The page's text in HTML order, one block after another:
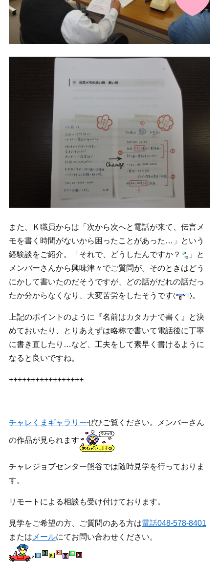
また、Ｋ職員からは「次から次へと電話が来て、伝言メ
モを書く時間がないから困ったことがあった…」という
経験談をご紹介。「それで、どうしたんですか？
」と
メンバーさんから興味津々でご質問が。そのときはどう
にかして書いたのだそうですが、どの話がだれの話だっ
たか分からなくなり、大変苦労をしたそうです
。
上記のポイントのように『名前はカタカナで書く』と決
めておいたり、とりあえずは略称で書いて電話後に丁寧
に書き直したり…など、工夫をして素早く書けるように
なると良いですね。
+++++++++++++++++
チャレくまギャラリーぜひご覧ください。メンバーさん
の作品が見られます
チャレジョブセンター熊谷では随時見学を行っておりま
す。
リモートによる相談も受け付けております。
見学をご希望の方、ご質問のある方は電話048-578-8401
または メールにてお問い合わせください。